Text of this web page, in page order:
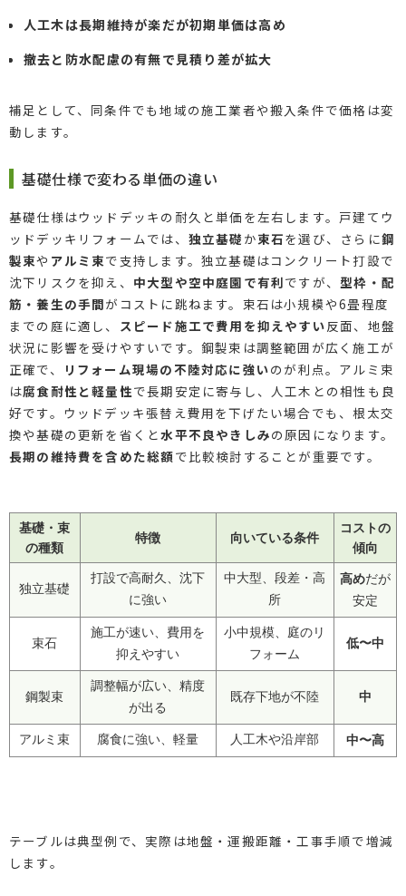
人工木は長期維持が楽だが初期単価は高め
撤去と防水配慮の有無で見積り差が拡大
補足として、同条件でも地域の施工業者や搬入条件で価格は変
動します。
基礎仕様で変わる単価の違い
基礎仕様はウッドデッキの耐久と単価を左右します。戸建てウ
ッドデッキリフォームでは、 独立基礎 か束石を選び、さらに鋼
製束や アルミ束で支持します。独立基礎はコンクリート打設で
沈下リスクを抑え、 中大型や空中庭園で有利ですが、 型枠・配
筋・養生の手間がコストに跳ねます。束石は小規模や6畳程度
までの庭に適し、
スピード施工で費用を抑えやすい反面、地盤
状況に影響を受けやすいです。鋼製束は調整範囲が広く施工が
正確で、
リフォーム現場の不陸対応に強いのが利点。アルミ束
は腐食耐性と軽量性で長期安定に寄与し、人工木との相性も良
好です。ウッドデッキ張替え費用を下げたい場合でも、根太交
換や基礎の更新を省くと水平不良やきしみの原因になります。
長期の維持費を含めた総額で比較検討することが重要です。
基礎・束
の種類
特徴 向いている条件
コストの
傾向
独立基礎
打設で高耐久、沈下
に強い
中大型、段差・高
所
高めだが
安定
束石
施工が速い、費用を
抑えやすい
小中規模、庭のリ
フォーム
低〜中
鋼製束
調整幅が広い、精度
が出る
既存下地が不陸 中
アルミ束 腐食に強い、軽量 人工木や沿岸部 中〜高
テーブルは典型例で、実際は地盤・運搬距離・工事手順で増減
します。